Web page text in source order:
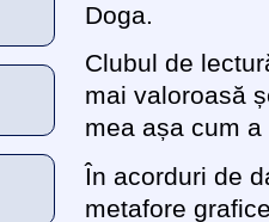
Doga.
Clubul de
mai valoroasă
mea așa cum a
În acorduri de
metafore